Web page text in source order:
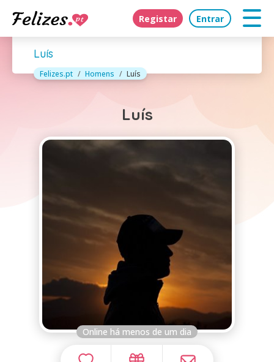
Registar Entrar
Luís
Felizes.pt Homens Luís
Luís
Online há menos de um dia